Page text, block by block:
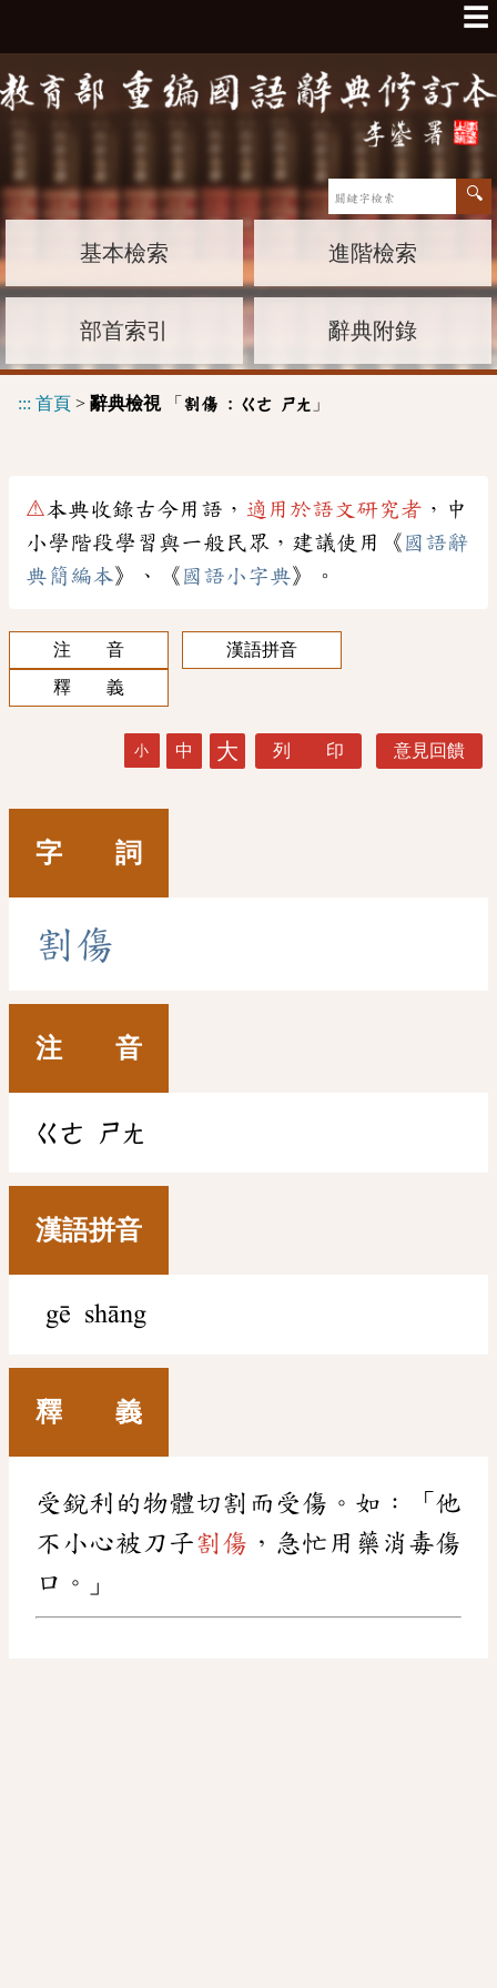
☰
基本檢索 進階檢索
部首索引 辭典附錄
::: 首頁 > 辭典檢視「 割傷 : ㄍㄜ ㄕㄤ 」
⚠本典收錄古今用語， 適用於語文研究者 ，中
小學階段學習與一般民眾，建議使用《 國語辭
典簡編本》、《 國語小字典》。
注 音
漢語拼音
釋 義
小 中 大 列 印 意見回饋
字 詞
割傷
注 音
ㄍㄜ ㄕㄤ
漢語拼音
gē shāng
釋 義
受銳利的物體切割而受傷。如：「他
不小心被刀子割傷 ，急忙用藥消毒傷
口。」